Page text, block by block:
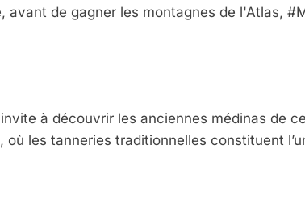
avant de gagner les montagnes de l'Atlas,
à découvrir les anciennes médinas de
où les tanneries traditionnelles constituent